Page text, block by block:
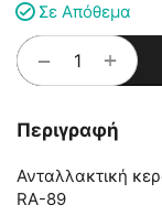
Σε Απόθεμα
+
−
Περιγραφή
Ανταλλακτική
RA-89